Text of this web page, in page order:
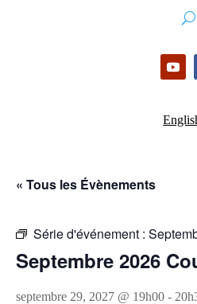
« Tous les Évènements
Série d'événement :
Septembre 2026
septembre 29, 2027 @ 19h00 -